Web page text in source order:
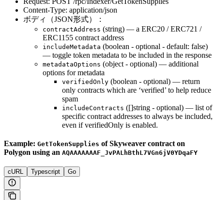
Content-Type: application/json
ボディ（JSON形式）：
contractAddress (string) — a ERC20 / ERC721 /
ERC1155 contract address
includeMetadata (boolean - optional - default: false)
— toggle token metadata to be included in the response
metadataOptions (object - optional) — additional
options for metadata
verifiedOnly (boolean - optional) — return
only contracts which are ‘verified’ to help reduce
spam
includeContracts ([]string - optional) — list of
specific contract addresses to always be included,
even if verifiedOnly is enabled.
Example: GetTokenSupplies of Skyweaver contract on
Polygon using an AQAAAAAAAF_JvPALhBthL7VGn6jV0YDqaFY
cURL Typescript Go